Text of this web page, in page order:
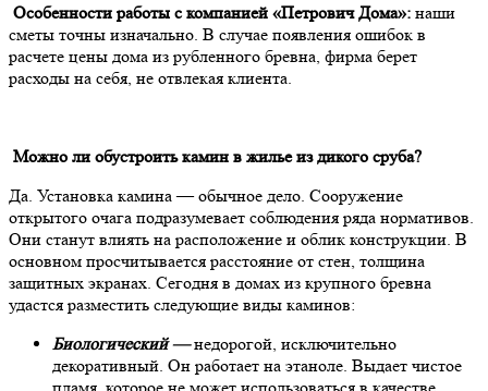
Особенности работы с компанией «Петрович Дома»: наши
сметы точны изначально. В случае появления ошибок в
расчете цены дома из рубленного бревна, фирма берет
расходы на себя, не отвлекая клиента.
Можно ли обустроить камин в жилье из дикого сруба?
Да. Установка камина — обычное дело. Сооружение
открытого очага подразумевает соблюдения ряда нормативов.
Они станут влиять на расположение и облик конструкции. В
основном просчитывается расстояние от стен, толщина
защитных экранах. Сегодня в домах из крупного бревна
удастся разместить следующие виды каминов:
Биологический —недорогой, исключительно
декоративный. Он работает на этаноле. Выдает чистое